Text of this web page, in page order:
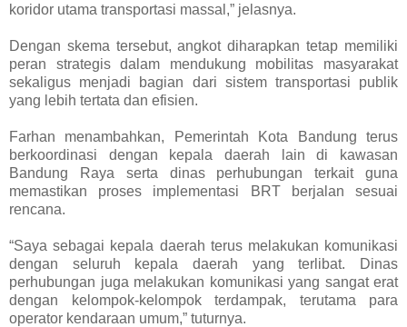
koridor utama transportasi massal,” jelasnya.
Dengan skema tersebut, angkot diharapkan tetap memiliki
peran strategis dalam mendukung mobilitas masyarakat
sekaligus menjadi bagian dari sistem transportasi publik
yang lebih tertata dan efisien.
Farhan menambahkan, Pemerintah Kota Bandung terus
berkoordinasi dengan kepala daerah lain di kawasan
Bandung Raya serta dinas perhubungan terkait guna
memastikan proses implementasi BRT berjalan sesuai
rencana.
“Saya sebagai kepala daerah terus melakukan komunikasi
dengan seluruh kepala daerah yang terlibat. Dinas
perhubungan juga melakukan komunikasi yang sangat erat
dengan kelompok-kelompok terdampak, terutama para
operator kendaraan umum,” tuturnya.